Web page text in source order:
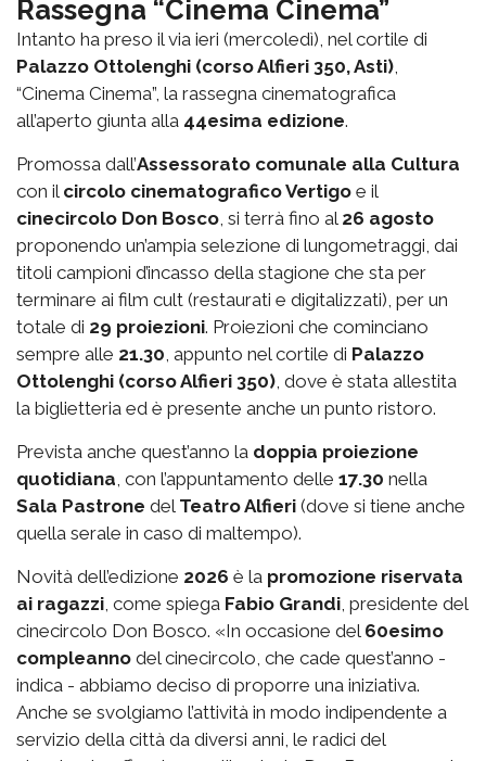
Rassegna “Cinema Cinema”
Intanto ha preso il via ieri (mercoledì), nel cortile di
Palazzo Ottolenghi (corso Alfieri 350, Asti),
“Cinema Cinema”, la rassegna cinematografica
all’aperto giunta alla 44esima edizione.
Promossa dall’Assessorato comunale alla Cultura
con il circolo cinematografico Vertigo e il
cinecircolo Don Bosco, si terrà fino al 26 agosto
proponendo un’ampia selezione di lungometraggi, dai
titoli campioni d’incasso della stagione che sta per
terminare ai film cult (restaurati e digitalizzati), per un
totale di 29 proiezioni. Proiezioni che cominciano
sempre alle 21.30, appunto nel cortile di Palazzo
Ottolenghi (corso Alfieri 350), dove è stata allestita
la biglietteria ed è presente anche un punto ristoro.
Prevista anche quest’anno la doppia proiezione
quotidiana, con l’appuntamento delle 17.30 nella
Sala Pastrone del Teatro Alfieri (dove si tiene anche
quella serale in caso di maltempo).
Novità dell’edizione 2026 è la promozione riservata
ai ragazzi, come spiega Fabio Grandi, presidente del
cinecircolo Don Bosco. «In occasione del 60esimo
compleanno del cinecircolo, che cade quest’anno -
indica - abbiamo deciso di proporre una iniziativa.
Anche se svolgiamo l’attività in modo indipendente a
servizio della città da diversi anni, le radici del